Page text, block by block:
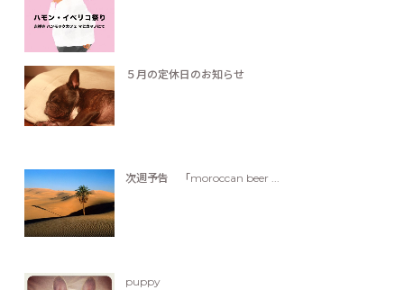
５月の定休日のお知らせ
次週予告 「moroccan beer ...
puppy